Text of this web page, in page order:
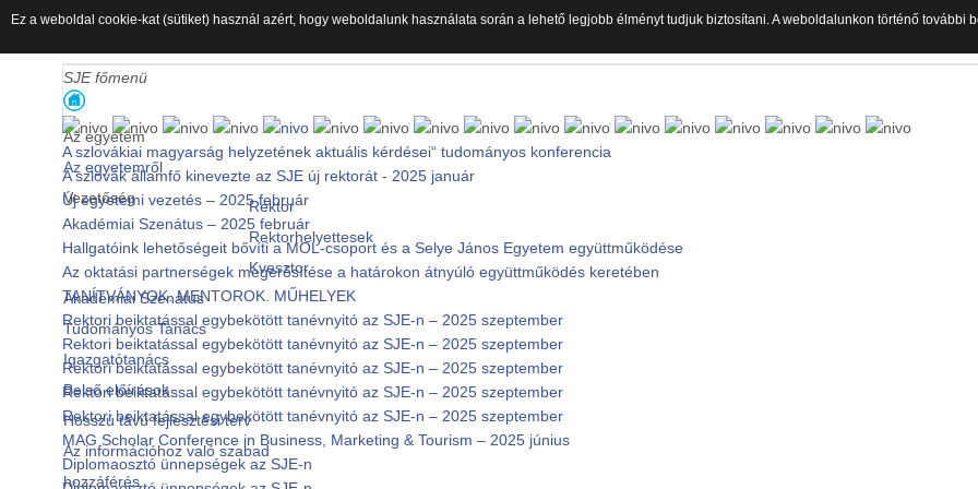
SJE főmenü
Az egyetem
Az egyetemről
Vezetőség
Rektor
Rektorhelyettesek
Kvesztor
Akadémiai Szenátus
Tudományos Tanács
Igazgatótanács
Belső előírások
Hosszú távú fejlesztési terv
Az információhoz való szabad
hozzáférés
A szlovákiai magyarság helyzetének aktuális kérdései“ tudományos konferencia
A szlovák államfő kinevezte az SJE új rektorát - 2025 január
Új egyetemi vezetés – 2025 február
Akadémiai Szenátus – 2025 február
Hallgatóink lehetőségeit bővíti a MOL-csoport és a Selye János Egyetem együttműködése
Az oktatási partnerségek megerősítése a határokon átnyúló együttműködés keretében
TANÍTVÁNYOK. MENTOROK. MŰHELYEK
Rektori beiktatással egybekötött tanévnyitó az SJE-n – 2025 szeptember
Rektori beiktatással egybekötött tanévnyitó az SJE-n – 2025 szeptember
Rektori beiktatással egybekötött tanévnyitó az SJE-n – 2025 szeptember
Rektori beiktatással egybekötött tanévnyitó az SJE-n – 2025 szeptember
Rektori beiktatással egybekötött tanévnyitó az SJE-n – 2025 szeptember
MAG Scholar Conference in Business, Marketing & Tourism – 2025 június
Diplomaosztó ünnepségek az SJE-n
Ez a weboldal cookie-kat (sütiket) használ azért, hogy weboldalunk használata során a lehető legjobb élményt tudjuk biztosítani. A weboldalunkon történő további